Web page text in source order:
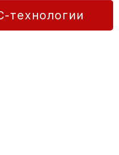
технологии